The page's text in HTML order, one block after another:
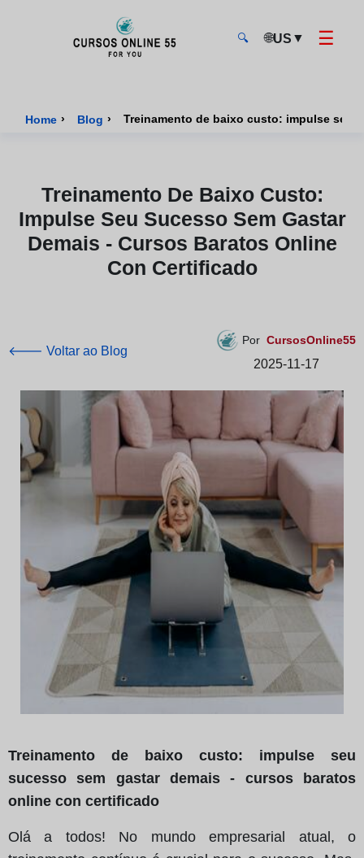
🔍 🌐US ▼ ☰
Home › Blog ›
Treinamento De Baixo Custo:
Impulse Seu Sucesso Sem Gastar
Demais - Cursos Baratos Online
Con Certificado
🡐 Voltar ao Blog
Por CursosOnline55
2025-11-17
Treinamento de baixo custo: impulse seu
sucesso sem gastar demais - cursos baratos
online con certificado
Olá a todos! No mundo empresarial atual, o